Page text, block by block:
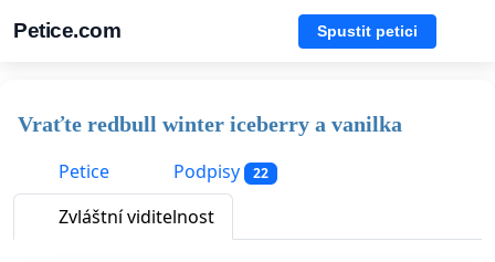
Petice.com Spustit petici
Vraťte redbull winter iceberry a vanilka
Petice
Podpisy 22
Zvláštní viditelnost